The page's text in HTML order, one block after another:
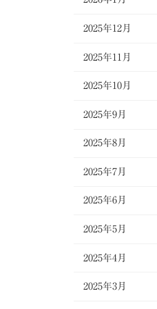
2025年12月
2025年11月
2025年10月
2025年9月
2025年8月
2025年7月
2025年6月
2025年5月
2025年4月
2025年3月